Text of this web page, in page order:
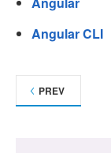
Angular CLI
PREV